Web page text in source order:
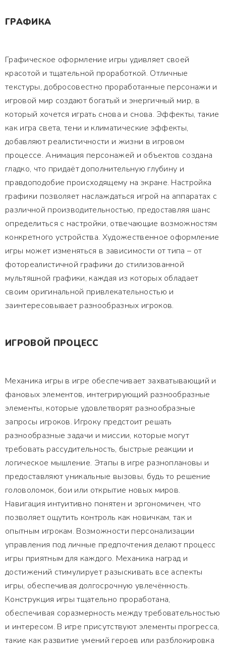
ГРАФИКА
Графическое оформление игры удивляет своей
красотой и тщательной проработкой. Отличные
текстуры, добросовестно проработанные персонажи и
игровой мир создают богатый и энергичный мир, в
который хочется играть снова и снова. Эффекты, такие
как игра света, тени и климатические эффекты,
добавляют реалистичности и жизни в игровом
процессе. Анимация персонажей и объектов создана
гладко, что придаёт дополнительную глубину и
правдоподобие происходящему на экране. Настройка
графики позволяет наслаждаться игрой на аппаратах с
различной производительностью, предоставляя шанс
определиться с настройки, отвечающие возможностям
конкретного устройства. Художественное оформление
игры может изменяться в зависимости от типа – от
фотореалистичной графики до стилизованной
мультяшной графики, каждая из которых обладает
своим оригинальной привлекательностью и
заинтересовывает разнообразных игроков.
ИГРОВОЙ ПРОЦЕСС
Механика игры в игре обеспечивает захватывающий и
фановых элементов, интегрирующий разнообразные
элементы, которые удовлетворят разнообразные
запросы игроков. Игроку предстоит решать
разнообразные задачи и миссии, которые могут
требовать рассудительность, быстрые реакции и
логическое мышление. Этапы в игре разноплановы и
предоставляют уникальные вызовы, будь то решение
головоломок, бои или открытие новых миров.
Навигация интуитивно понятен и эргономичен, что
позволяет ощутить контроль как новичкам, так и
опытным игрокам. Возможности персонализации
управления под личные предпочтения делают процесс
игры приятным для каждого. Механика наград и
достижений стимулирует разыскивать все аспекты
игры, обеспечивая долгосрочную увлечённость.
Конструкция игры тщательно проработана,
обеспечивая соразмерность между требовательностью
и интересом. В игре присутствуют элементы прогресса,
такие как развитие умений героев или разблокировка